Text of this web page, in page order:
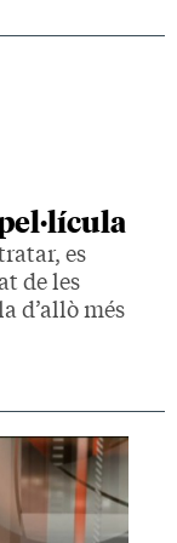
es
de les
d’allò més